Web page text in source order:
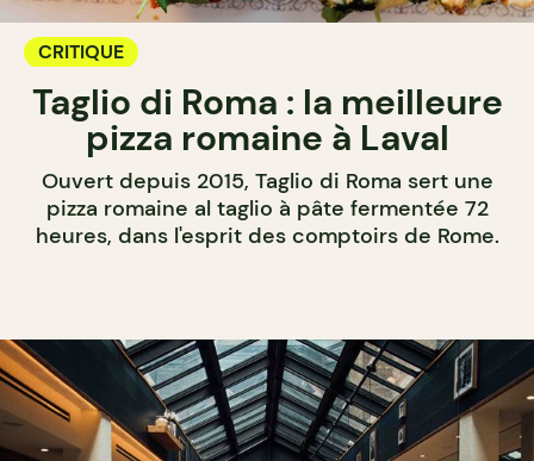
CRITIQUE
Taglio di Roma : la meilleure
pizza romaine à Laval
Ouvert depuis 2015, Taglio di Roma sert une
pizza romaine al taglio à pâte fermentée 72
heures, dans l'esprit des comptoirs de Rome.